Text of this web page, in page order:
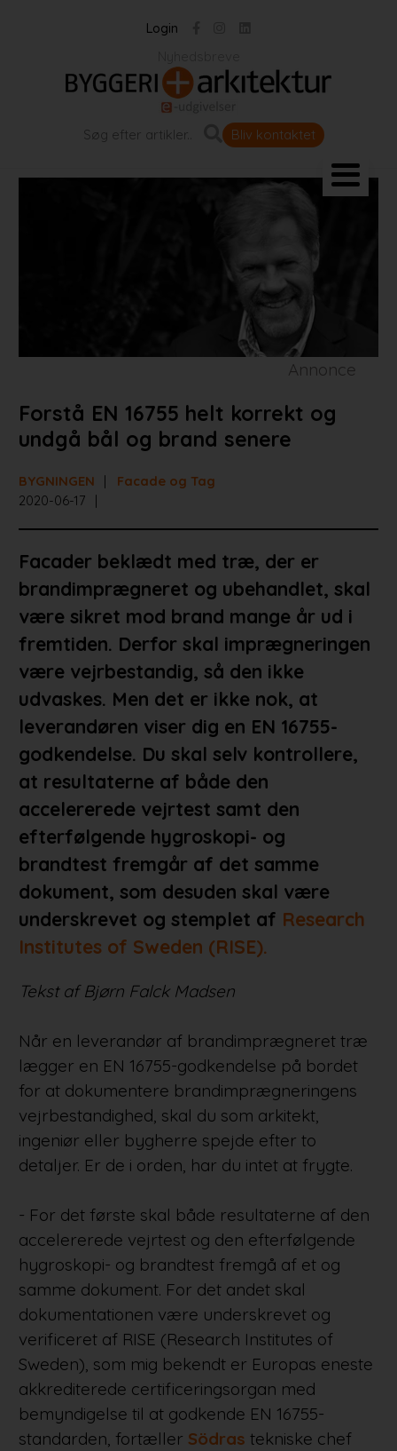
Login
Bliv kontaktet
Annonce
Forstå EN 16755 helt korrekt og
undgå bål og brand senere
BYGNINGEN
Facade og Tag
2020-06-17
Facader beklædt med træ, der er
brandimprægneret og ubehandlet, skal
være sikret mod brand mange år ud i
fremtiden. Derfor skal imprægneringen
være vejrbestandig, så den ikke
udvaskes. Men det er ikke nok, at
leverandøren viser dig en EN 16755-
godkendelse. Du skal selv kontrollere,
at resultaterne af både den
accelererede vejrtest samt den
efterfølgende hygroskopi- og
brandtest fremgår af det samme
dokument, som desuden skal være
underskrevet og stemplet af Research
Institutes of Sweden (RISE).
Tekst af Bjørn Falck Madsen
Når en leverandør af brandimprægneret træ
lægger en EN 16755-godkendelse på bordet
for at dokumentere brandimprægneringens
vejrbestandighed, skal du som arkitekt,
ingeniør eller bygherre spejde efter to
detaljer. Er de i orden, har du intet at frygte.
- For det første skal både resultaterne af den
accelererede vejrtest og den efterfølgende
hygroskopi- og brandtest fremgå af et og
samme dokument. For det andet skal
dokumentationen være underskrevet og
verificeret af RISE (Research Institutes of
Sweden), som mig bekendt er Europas eneste
akkrediterede certificeringsorgan med
bemyndigelse til at godkende EN 16755-
standarden, fortæller Södras tekniske chef